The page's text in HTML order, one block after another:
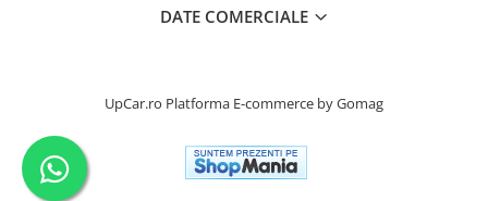
DATE COMERCIALE
UpCar.ro Platforma E-commerce by Gomag